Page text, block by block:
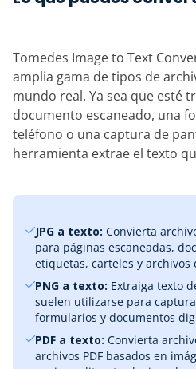
Tomedes Image to Text
amplia gama de tipos de
mundo real. Ya sea que esté
documento escaneado, una
teléfono o una captura de
herramienta extrae el texto
JPG a texto: Convierta
para páginas escaneadas,
etiquetas, carteles y archivos
PNG a texto: Extraiga texto
suelen utilizarse para
formularios y documentos
PDF a texto: Convierta
archivos PDF basados ​​en